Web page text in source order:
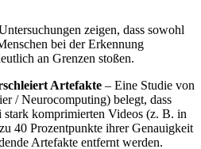
zeigen, dass sowohl
bei der Erkennung
an Grenzen stoßen.
Artefakte – Eine Studie von
/ Neurocomputing) belegt, dass
stark komprimierten Videos (z. B. in
40 Prozentpunkte ihrer Genauigkeit
Artefakte entfernt werden.